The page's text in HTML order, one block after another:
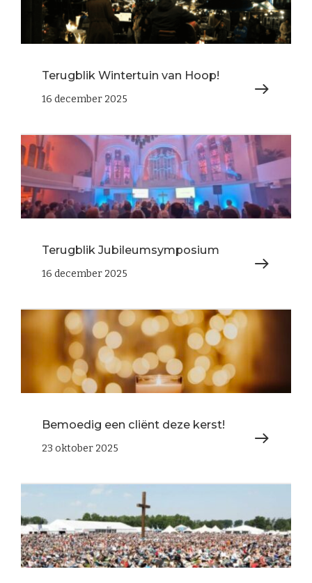
Terugblik Wintertuin van Hoop!
16 december 2025
Terugblik Jubileumsymposium
16 december 2025
Bemoedig een cliënt deze kerst!
23 oktober 2025